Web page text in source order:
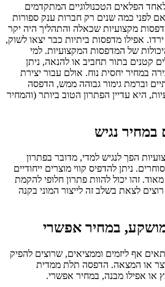
הפלאים הטכנולוגיים המתקדמים
לפני כמה שנים רק חברות ענק ספורות
מקצועיות שכאלה והתהליך היה יקר
אפילו מדפסות ביתיות כבר יצאו לשוק,
של המדפסות המקצועיות. למי
קטנים בתור תחביב או להנאה, ניתן
במחיר יחסית נוח. אולם עבור יצירת
וברמת גימור גבוהה ממש, הדפסה
היא עדיין הפתרון הטוב ביותר (והמחיר
במחיר נגיש
הפך לנגיש למדי, מדובר בפתרון
ניתן להדפיס קווי מוצרים ייחודיים
זהו יכול להוות פתרון חלופי להקמת
לצאת בשלב זה לייצור המוני בקנה
במחיר אפשרי
אף ליזמים וממציאים, שרוצים להפיק
או המצאה. הדפסה תלת ממדית
או אפילו מבנה, במחיר אפשרי.